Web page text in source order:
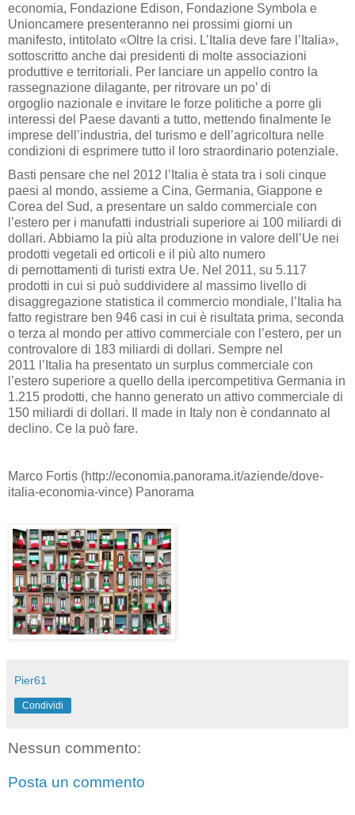
economia, Fondazione Edison, Fondazione Symbola e
Unioncamere presenteranno nei prossimi giorni un
manifesto, intitolato «Oltre la crisi. L’Italia deve fare l’Italia»,
sottoscritto anche dai presidenti di molte associazioni
produttive e territoriali. Per lanciare un appello contro la
rassegnazione dilagante, per ritrovare un po’ di
orgoglio nazionale e invitare le forze politiche a porre gli
interessi del Paese davanti a tutto, mettendo finalmente le
imprese dell’industria, del turismo e dell’agricoltura nelle
condizioni di esprimere tutto il loro straordinario potenziale.
Basti pensare che nel 2012 l’Italia è stata tra i soli cinque
paesi al mondo, assieme a Cina, Germania, Giappone e
Corea del Sud, a presentare un saldo commerciale con
l’estero per i manufatti industriali superiore ai 100 miliardi di
dollari. Abbiamo la più alta produzione in valore dell’Ue nei
prodotti vegetali ed orticoli e il più alto numero
di pernottamenti di turisti extra Ue. Nel 2011, su 5.117
prodotti in cui si può suddividere al massimo livello di
disaggregazione statistica il commercio mondiale, l’Italia ha
fatto registrare ben 946 casi in cui è risultata prima, seconda
o terza al mondo per attivo commerciale con l’estero, per un
controvalore di 183 miliardi di dollari. Sempre nel
2011 l’Italia ha presentato un surplus commerciale con
l’estero superiore a quello della ipercompetitiva Germania in
1.215 prodotti, che hanno generato un attivo commerciale di
150 miliardi di dollari. Il made in Italy non è condannato al
declino. Ce la può fare.
Marco Fortis (http://economia.panorama.it/aziende/dove-
italia-economia-vince) Panorama
Pier61
Condividi
Nessun commento:
Posta un commento